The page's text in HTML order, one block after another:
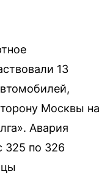
13
Москвы на
Авария
325 по 326